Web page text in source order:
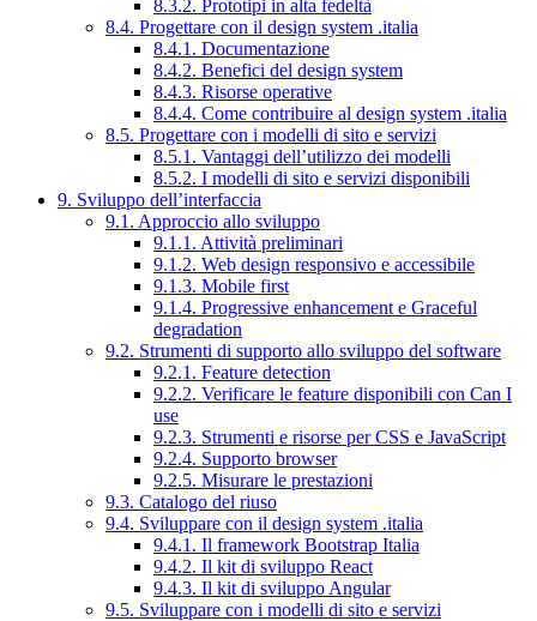
8.3.2. Prototipi in alta fedeltà
8.4. Progettare con il design system .italia
8.4.1. Documentazione
8.4.2. Benefici del design system
8.4.3. Risorse operative
8.4.4. Come contribuire al design system .italia
8.5. Progettare con i modelli di sito e servizi
8.5.1. Vantaggi dell’utilizzo dei modelli
8.5.2. I modelli di sito e servizi disponibili
9. Sviluppo dell’interfaccia
9.1. Approccio allo sviluppo
9.1.1. Attività preliminari
9.1.2. Web design responsivo e accessibile
9.1.3. Mobile first
9.1.4. Progressive enhancement e Graceful
degradation
9.2. Strumenti di supporto allo sviluppo del software
9.2.1. Feature detection
9.2.2. Verificare le feature disponibili con Can I
use
9.2.3. Strumenti e risorse per CSS e JavaScript
9.2.4. Supporto browser
9.2.5. Misurare le prestazioni
9.3. Catalogo del riuso
9.4. Sviluppare con il design system .italia
9.4.1. Il framework Bootstrap Italia
9.4.2. Il kit di sviluppo React
9.4.3. Il kit di sviluppo Angular
9.5. Sviluppare con i modelli di sito e servizi